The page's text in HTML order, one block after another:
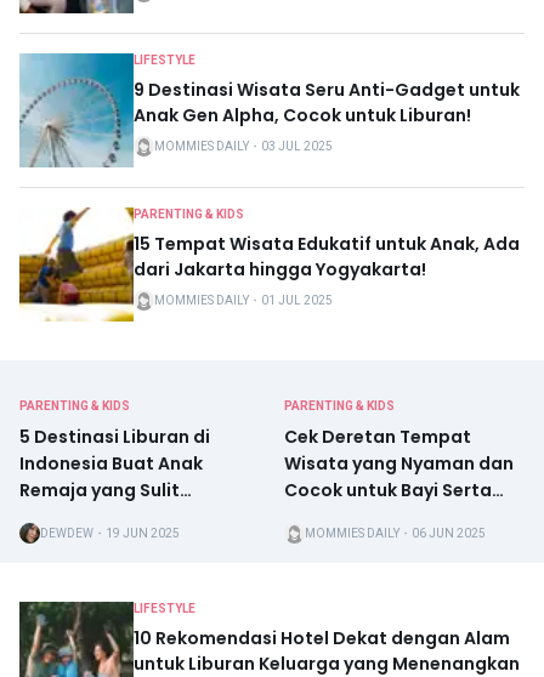
LIFESTYLE
9 Destinasi Wisata Seru Anti-Gadget untuk
Anak Gen Alpha, Cocok untuk Liburan!
MOMMIES DAILY ・ 03 JUL 2025
PARENTING & KIDS
15 Tempat Wisata Edukatif untuk Anak, Ada
dari Jakarta hingga Yogyakarta!
MOMMIES DAILY ・ 01 JUL 2025
PARENTING & KIDS
5 Destinasi Liburan di
Indonesia Buat Anak
Remaja yang Sulit
Dipuaskan
DEWDEW ・ 19 JUN 2025
PARENTING & KIDS
Cek Deretan Tempat
Wisata yang Nyaman dan
Cocok untuk Bayi Serta
MOMMIES DAILY ・ 06 JUN 2025
LIFESTYLE
10 Rekomendasi Hotel Dekat dengan Alam
untuk Liburan Keluarga yang Menenangkan